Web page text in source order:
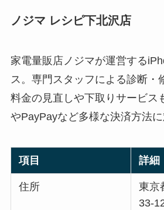
ノジマ レシピ下北沢店
家電量販店ノジマが運営する
ス。専門スタッフによる診断・
料金の見直しや下取りサービス
やPayPayなど多様な決済方法に
項目 詳細
住所
東京
33-